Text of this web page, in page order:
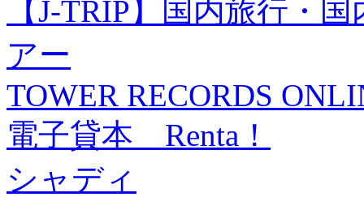
【J-TRIP】国内旅行・
アー
TOWER RECORDS
電子貸本 Renta！
シャディ